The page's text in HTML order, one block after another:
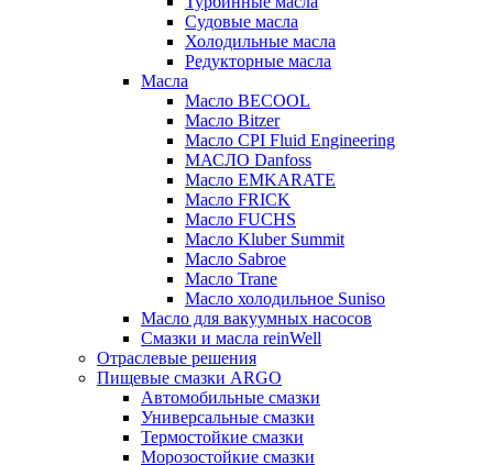
Судовые масла
Холодильные масла
Редукторные масла
Масла
Масло BECOOL
Масло Bitzer
Масло CPI Fluid Engineering
МАСЛО Danfoss
Масло EMKARATE
Масло FRICK
Масло FUCHS
Масло Kluber Summit
Масло Sabroe
Масло Trane
Масло холодильное Suniso
Масло для вакуумных насосов
Смазки и масла reinWell
Отраслевые решения
Пищевые смазки ARGO
Автомобильные смазки
Универсальные смазки
Термостойкие смазки
Морозостойкие смазки